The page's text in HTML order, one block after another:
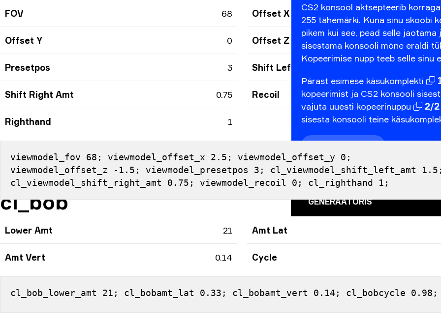
CS2 konsool aktsepteerib
255 tähemärki. Kuna sinu skoobi
pikem kui see, pead selle jaotama
sisestama konsooli mõne eraldi
Kopeerimise nupp teeb selle sinu
Pärast esimese käsukomplekti
kopeerimist ja CS2 konsooli
vajuta uuesti kopeerinuppu
2/2
sisesta konsooli teine
PROOVI SIHTIMISPUNKTI
GENERAATORIS
FOV 68 Offset X
Offset Y 0 Offset Z
Presetpos 3 Shift Left Amt
Shift Right Amt 0.75 Recoil
Righthand 1
viewmodel_fov 68; viewmodel_offset_x 2.5; viewmodel_offset_y 0;
viewmodel_offset_z -1.5; viewmodel_presetpos 3; cl_viewmodel_shift_left_amt
cl_viewmodel_shift_right_amt 0.75; viewmodel_recoil 0; cl_righthand 1;
cl_bob
Lower Amt 21 Amt Lat
Amt Vert 0.14 Cycle
cl_bob_lower_amt 21; cl_bobamt_lat 0.33; cl_bobamt_vert 0.14; cl_bobcycle 0.98;